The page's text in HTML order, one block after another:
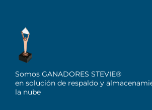
Somos GANADORES STEVIE®
en solución de respaldo y
la nube